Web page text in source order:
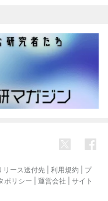
リース送付先 利用規約
プ
ポリシー 運営会社
サイト